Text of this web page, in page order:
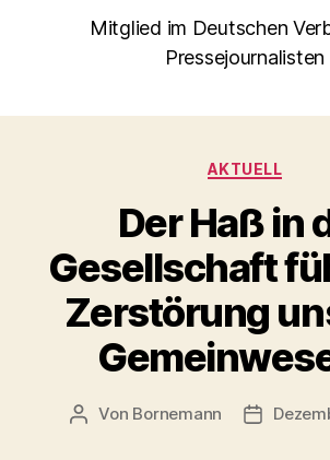
Mitglied im Deutschen
Pressejournalisten
Kategorien
AKTUELL
Der Haß in
Gesellschaft
Zerstörung
Beitragsautor
Von Bornemann